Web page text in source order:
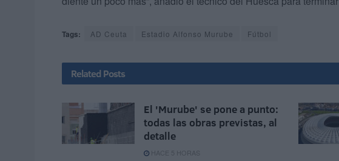
Tags: AD Ceuta Estadio Alfonso Murube Fútbol
Related Posts
El 'Murube' se pone a punto:
todas las obras previstas, al
detalle
HACE 5 HORAS